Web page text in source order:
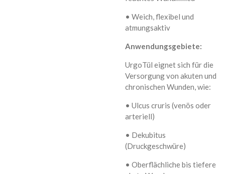
• Weich, flexibel und
atmungsaktiv
Anwendungsgebiete:
UrgoTül eignet sich für die
Versorgung von akuten und
chronischen Wunden, wie:
• Ulcus cruris (venös oder
arteriell)
• Dekubitus
(Druckgeschwüre)
• Oberflächliche bis tiefere